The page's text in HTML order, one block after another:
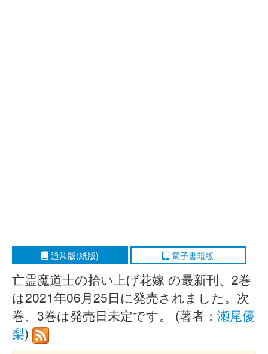
通常版(紙版) 電子書籍版
亡霊魔道士の拾い上げ花嫁 の最新刊、2巻
は2021年06月25日に発売されました。次
巻、3巻は発売日未定です。 (著者： 瀬尾優
梨)